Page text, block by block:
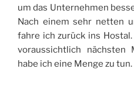
um das Unternehmen
Nach einem sehr netten
fahre ich zurück ins
voraussichtlich
habe ich eine Menge zu tun.